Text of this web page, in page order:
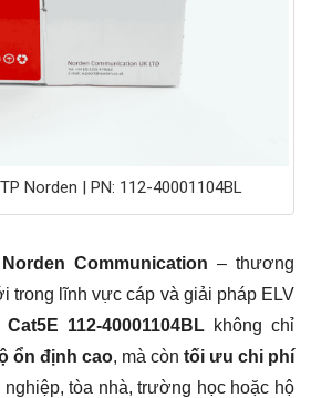
Norden | PN: 112-40001104BL
Norden Communication – thương
trong lĩnh vực cáp và giải pháp ELV
Cat5E 112-40001104BL không chỉ
ổn định cao, mà còn tối ưu chi phí
tòa nhà, trường học hoặc hộ